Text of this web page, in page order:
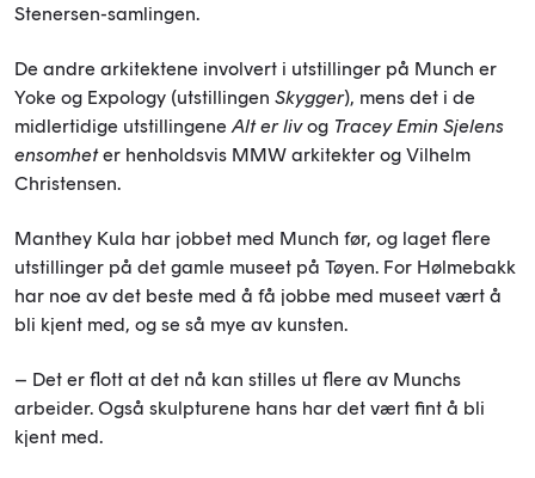
Stenersen-samlingen.
De andre arkitektene involvert i utstillinger på Munch er
Yoke og Expology (utstillingen Skygger), mens det i de
midlertidige utstillingene Alt er livog Tracey Emin Sjelens
ensomheter henholdsvis MMW arkitekter og Vilhelm
Christensen.
Manthey Kula har jobbet med Munch før, og laget flere
utstillinger på det gamle museet på Tøyen. For Hølmebakk
har noe av det beste med å få jobbe med museet vært å
bli kjent med, og se så mye av kunsten.
– Det er flott at det nå kan stilles ut flere av Munchs
arbeider. Også skulpturene hans har det vært fint å bli
kjent med.